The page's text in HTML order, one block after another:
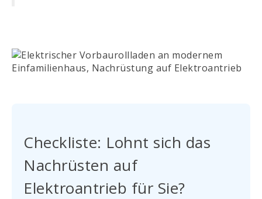
Checkliste: Lohnt sich das
Nachrüsten auf
Elektroantrieb für Sie?